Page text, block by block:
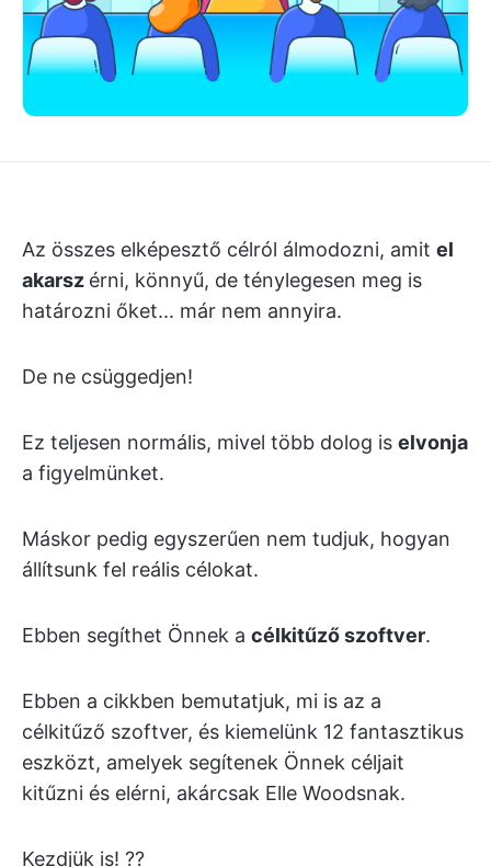
Az összes elképesztő célról álmodozni, amit el
akarsz érni, könnyű, de ténylegesen meg is
határozni őket... már nem annyira.
De ne csüggedjen!
Ez teljesen normális, mivel több dolog is elvonja
a figyelmünket.
Máskor pedig egyszerűen nem tudjuk, hogyan
állítsunk fel reális célokat.
Ebben segíthet Önnek a célkitűző szoftver.
Ebben a cikkben bemutatjuk, mi is az a
célkitűző szoftver, és kiemelünk 12 fantasztikus
eszközt, amelyek segítenek Önnek céljait
kitűzni és elérni, akárcsak Elle Woodsnak.
Kezdjük is! ??